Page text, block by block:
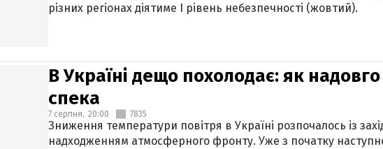
різних регіонах діятиме І рівень небезпечності (жовтий).
В Україні дещо похолодає: як надовго
спека
7 серпня, 20:00 7835
Зниження температури повітря в Україні розпочалось із
надходженням атмосферного фронту. Уже з початку